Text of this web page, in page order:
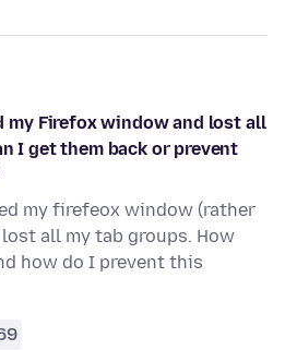
Firefox window and lost all
I get them back or prevent
my firefeox window (rather
all my tab groups. How
how do I prevent this